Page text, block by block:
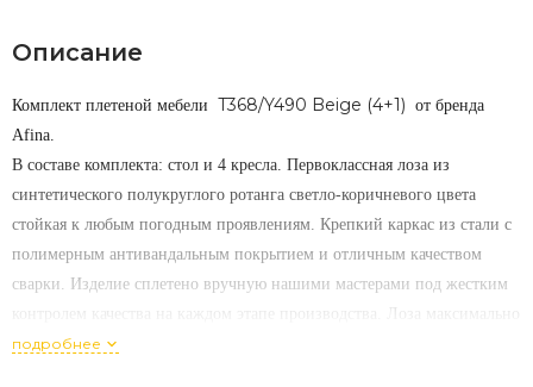
Описание
Комплект плетеной мебели T368/Y490 Beige (4+1) от бренда
Afina.
В составе комплекта: стол и 4 кресла. Первоклассная лоза из
синтетического полукруглого ротанга светло-коричневого цвета
стойкая к любым погодным проявлениям. Крепкий каркас из стали с
полимерным антивандальным покрытием и отличным качеством
сварки. Изделие сплетено вручную нашими мастерами под жестким
контролем качества на каждом этапе производства. Лоза максимально
приближена по рельефу и текстуре к естественному материалу.
подробнее